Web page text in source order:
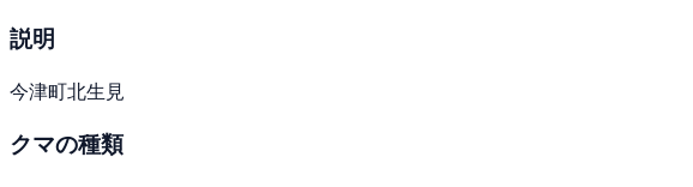
説明
今津町北生見
クマの種類